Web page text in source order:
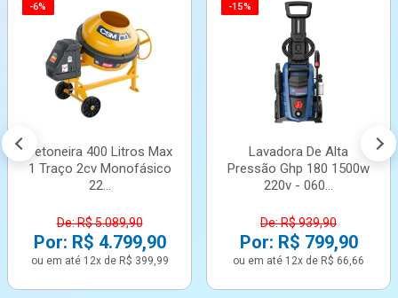
-6%
Betoneira 400 Litros Max
1 Traço 2cv Monofásico
22...
De: R$ 5.089,90
Por: R$ 4.799,90
ou em até 12x de R$ 399,99
-15%
Lavadora De Alta
Pressão Ghp 180 1500w
220v - 060...
De: R$ 939,90
Por: R$ 799,90
ou em até 12x de R$ 66,66